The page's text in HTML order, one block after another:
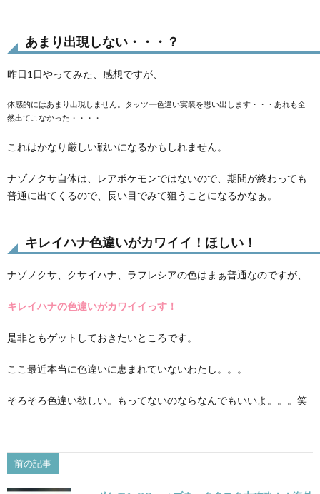
あまり出現しない・・・？
昨日1日やってみた、感想ですが、
体感的にはあまり出現しません。タッツー色違い実装を思い出します・・・あれも全
然出てこなかった・・・・
これはかなり厳しい戦いになるかもしれません。
ナゾノクサ自体は、レアポケモンではないので、期間が終わっても
普通に出てくるので、長い目でみて狙うことになるかなぁ。
キレイハナ色違いがカワイイ！ほしい！
ナゾノクサ、クサイハナ、ラフレシアの色はまぁ普通なのですが、
キレイハナの色違いがカワイイっす！
是非ともゲットしておきたいところです。
ここ最近本当に色違いに恵まれていないわたし。。。
そろそろ色違い欲しい。もってないのならなんでもいいよ。。。笑
前の記事